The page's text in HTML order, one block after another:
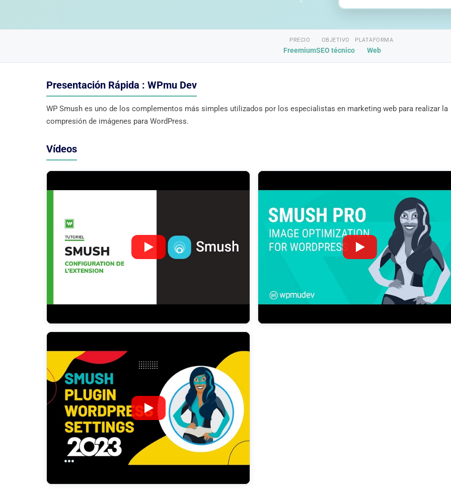
PRECIO
Freemium
OBJETIVO
SEO técnico
PLATAFORMA
Web
Presentación Rápida : WPmu Dev
WP Smush es uno de los complementos más simples utilizados por los especialistas en marketing web para realizar la
compresión de imágenes para WordPress.
Vídeos